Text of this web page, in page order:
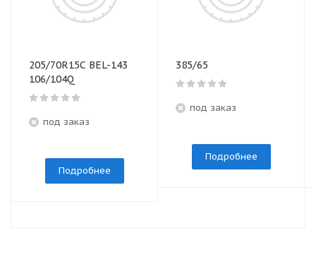
205/70R15C BEL-143
106/104Q
под заказ
Подробнее
385/65
под заказ
Подробнее